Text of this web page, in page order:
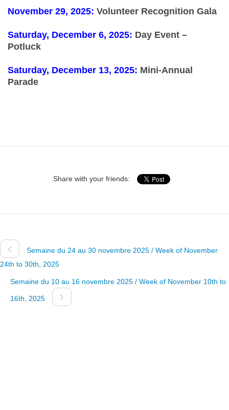
November 29, 2025: Volunteer Recognition Gala
Saturday, December 6, 2025: Day Event –
Potluck
Saturday, December 13, 2025: Mini-Annual
Parade
Share with your friends:
Semaine du 24 au 30 novembre 2025 / Week of November
24th to 30th, 2025
Semaine du 10 au 16 novembre 2025 / Week of November 10th to
16th, 2025